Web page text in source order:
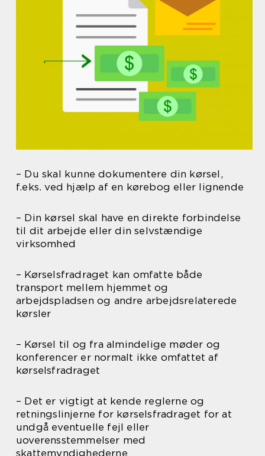
– Du skal kunne dokumentere din kørsel,
f.eks. ved hjælp af en kørebog eller lignende
– Din kørsel skal have en direkte forbindelse
til dit arbejde eller din selvstændige
virksomhed
– Kørselsfradraget kan omfatte både
transport mellem hjemmet og
arbejdspladsen og andre arbejdsrelaterede
kørsler
– Kørsel til og fra almindelige møder og
konferencer er normalt ikke omfattet af
kørselsfradraget
– Det er vigtigt at kende reglerne og
retningslinjerne for kørselsfradraget for at
undgå eventuelle fejl eller
uoverensstemmelser med
skattemyndighederne